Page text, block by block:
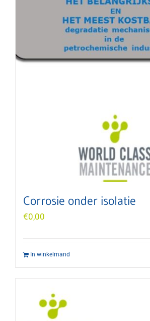
Corrosie onder isolatie
€0,00
In winkelmand